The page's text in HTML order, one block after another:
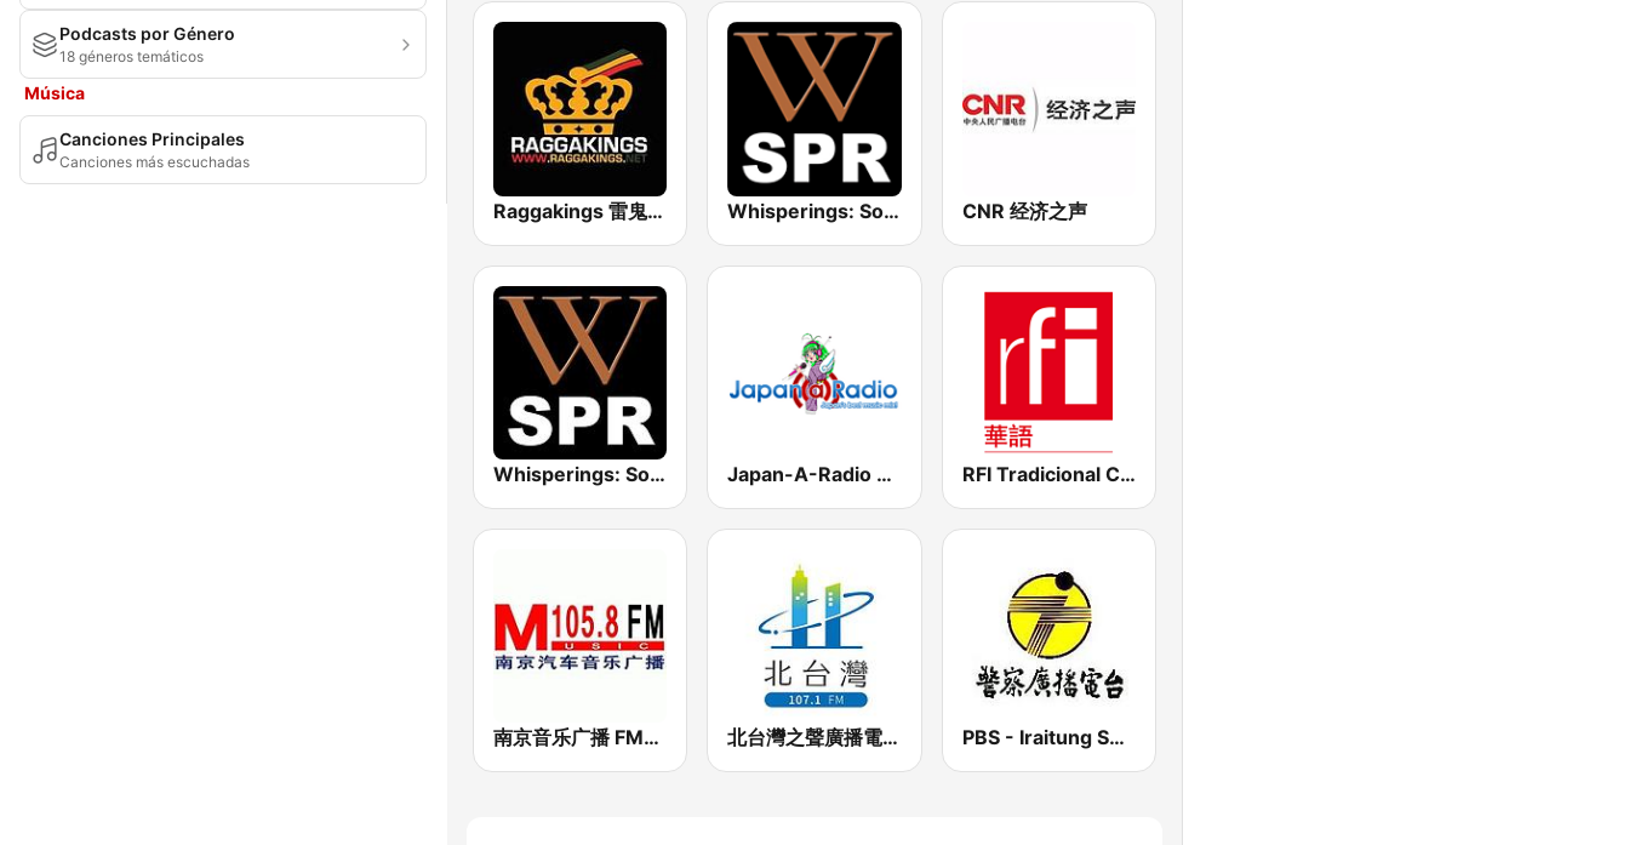
Podcasts por Género
18 géneros temáticos
Música
Canciones Principales
Canciones más escuchadas
Raggakings 雷鬼音樂網路電台 Whisperings: Solo Piano Radio - 鋼琴獨奏網路音樂電台 CNR 经济之声
Whisperings: Solo Piano Radio - 钢琴独奏网路音乐电台 Japan-A-Radio 日本流行音樂與動畫卡通歌曲 RFI Tradicional Chinese 華語
南京音乐广播 FM105.8 (Nanjing music) 北台灣之聲廣播電台 FM 107.1 PBS - Iraitung Sub-Station